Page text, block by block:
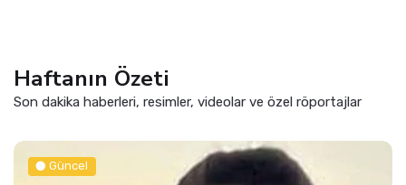
Haftanın Özeti
Son dakika haberleri, resimler, videolar ve özel röportajlar
Güncel